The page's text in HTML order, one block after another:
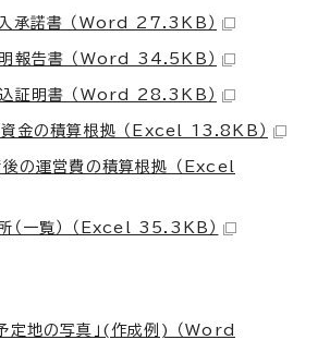
承諾書 （Word 27.3KB）
報告書 （Word 34.5KB）
証明書 （Word 28.3KB）
金の積算根拠 （Excel 13.8KB）
運営費の積算根拠 （Excel
一覧） （Excel 35.3KB）
定地の写真」(作成例) （Word